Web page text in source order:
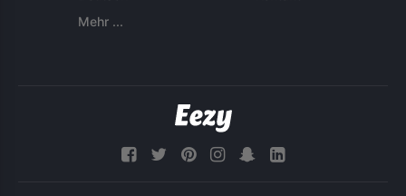
Mehr ...